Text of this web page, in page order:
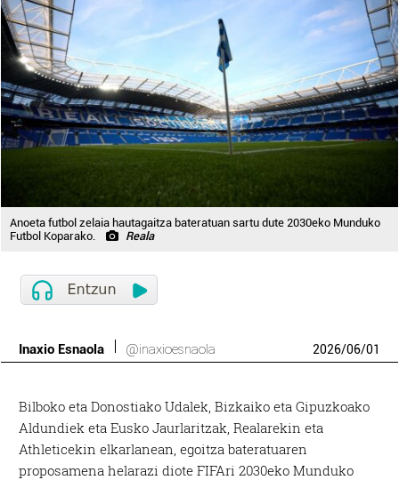
Anoeta futbol zelaia hautagaitza bateratuan sartu dute 2030eko Munduko
Futbol Koparako.
Reala
Inaxio Esnaola @inaxioesnaola 2026/06/01
Bilboko eta Donostiako Udalek, Bizkaiko eta Gipuzkoako
Aldundiek eta Eusko Jaurlaritzak, Realarekin eta
Athleticekin elkarlanean, egoitza bateratuaren
proposamena helarazi diote FIFAri 2030eko Munduko